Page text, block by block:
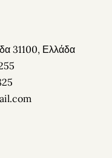
31100, Ελλάδα